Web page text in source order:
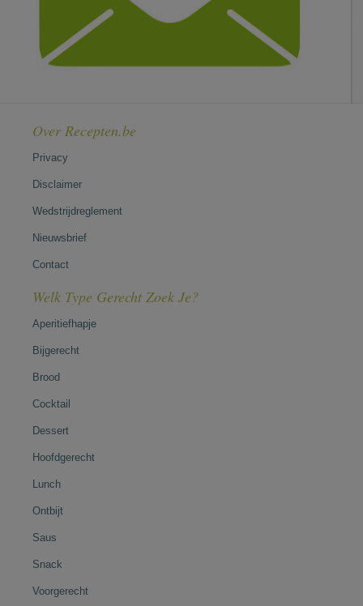
Over Recepten.be
Privacy
Disclaimer
Wedstrijdreglement
Nieuwsbrief
Contact
Welk Type Gerecht Zoek Je?
Aperitiefhapje
Bijgerecht
Brood
Cocktail
Dessert
Hoofdgerecht
Lunch
Ontbijt
Saus
Snack
Voorgerecht